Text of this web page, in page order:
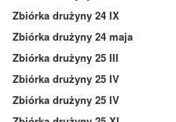
Zbiórka drużyny 24 IX
Zbiórka drużyny 24 maja
Zbiórka drużyny 25 III
Zbiórka drużyny 25 IV
Zbiórka drużyny 25 IV